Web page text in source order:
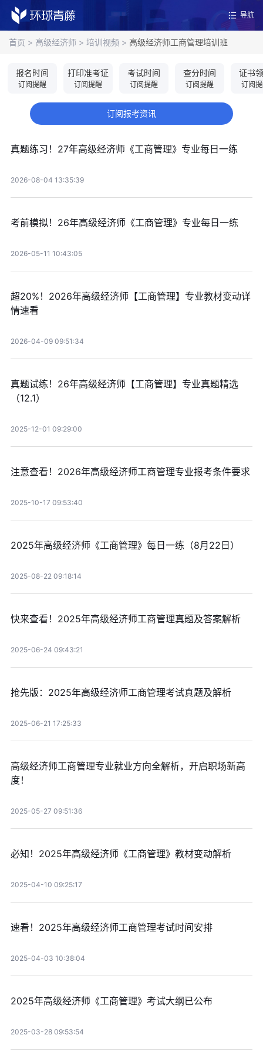
导航
首页 > 高级经济师 > 培训视频 > 高级经济师工商管理培训班
报名时间
订阅提醒
打印准考证
订阅提醒
考试时间
订阅提醒
查分时间
订阅提醒
证书
订阅
订阅报考资讯
真题练习！27年高级经济师《工商管理》专业每日一练
2026-08-04 13:35:39
考前模拟！26年高级经济师《工商管理》专业每日一练
2026-05-11 10:43:05
超20%！2026年高级经济师【工商管理】专业教材变动详
情速看
2026-04-09 09:51:34
真题试练！26年高级经济师【工商管理】专业真题精选
（12.1）
2025-12-01 09:29:00
注意查看！2026年高级经济师工商管理专业报考条件要求
2025-10-17 09:53:40
2025年高级经济师《工商管理》每日一练（8月22日）
2025-08-22 09:18:14
快来查看！2025年高级经济师工商管理真题及答案解析
2025-06-24 09:43:21
抢先版：2025年高级经济师工商管理考试真题及解析
2025-06-21 17:25:33
高级经济师工商管理专业就业方向全解析，开启职场新高
度！
2025-05-27 09:51:36
必知！2025年高级经济师《工商管理》教材变动解析
2025-04-10 09:25:17
速看！2025年高级经济师工商管理考试时间安排
2025-04-03 10:38:04
2025年高级经济师《工商管理》考试大纲已公布
2025-03-28 09:53:54